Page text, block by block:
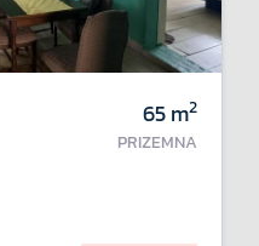
65m2
PRIZEMNA